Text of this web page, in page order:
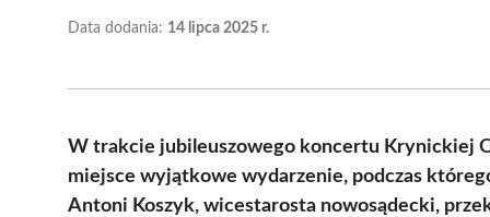
Data dodania: 14 lipca 2025 r.
W trakcie jubileuszowego koncertu Krynickiej
miejsce wyjątkowe wydarzenie, podczas
Antoni Koszyk, wicestarosta nowosądecki,